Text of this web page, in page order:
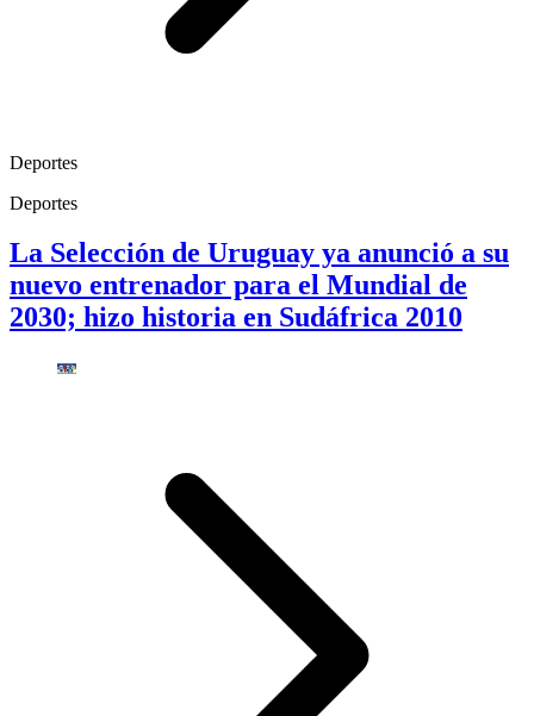
Deportes
Deportes
La Selección de Uruguay ya anunció a su
nuevo entrenador para el Mundial de
2030; hizo historia en Sudáfrica 2010